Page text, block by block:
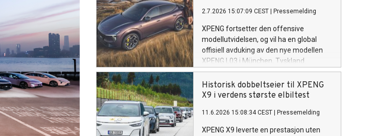
europeiske kunder, blir dette en av de
2.7.2026 15:07:09 CEST Pressemelding
XPENG fortsetter den offensive
modellutvidelsen, og vil ha en global
offisiell avduking av den nye modellen
XPENG L03 i München, Tyskland.
Historisk dobbeltseier til XPENG
X9 i verdens største elbiltest
11.6.2026 15:08:34 CEST Pressemelding
XPENG X9 leverte en prestasjon uten